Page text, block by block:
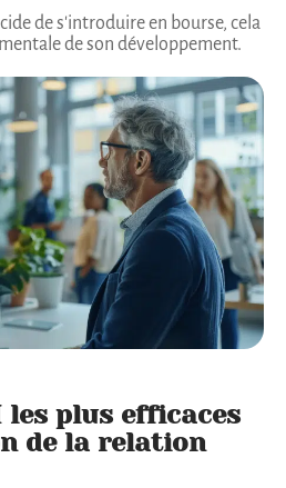
de s'introduire en bourse, cela
de son développement.
les plus efficaces
de la relation